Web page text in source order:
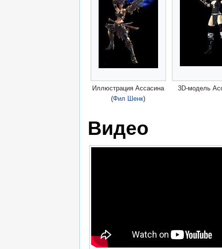
Иллюстрация Ассасина
(Фил Шенк)
3D-модель
Видео